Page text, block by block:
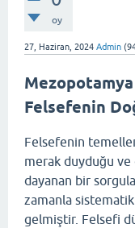
oy
27, Haziran, 2024 Admin (
Felsefenin
Felsefenin
merak duyduğu ve
dayanan bir
zamanla
gelmiştir. Felsefi